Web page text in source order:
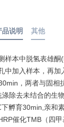
品说明 其他
样本中 脱氢表雄酮
中加入样本，再加
，两者与固相
除去未结合的生
孵育30min,亲和
催化TMB（四